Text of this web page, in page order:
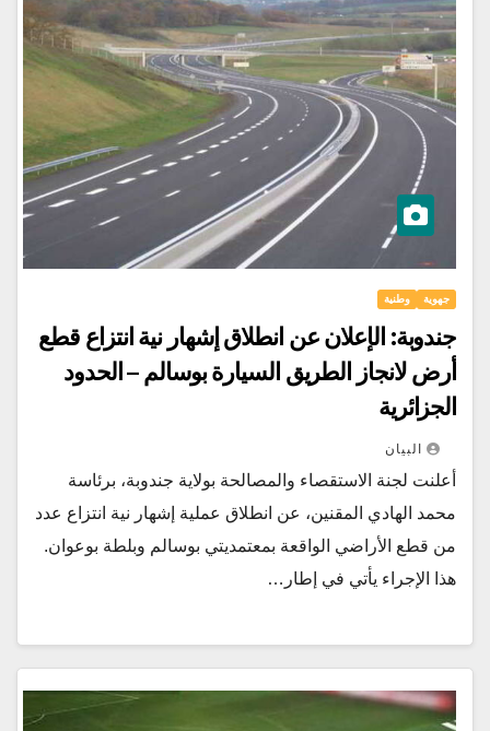
جهوية وطنية
جندوبة: الإعلان عن انطلاق إشهار نية انتزاع قطع
أرض لانجاز الطريق السيارة بوسالم – الحدود
الجزائرية
البيان
أعلنت لجنة الاستقصاء والمصالحة بولاية جندوبة، برئاسة
محمد الهادي المقنين، عن انطلاق عملية إشهار نية انتزاع عدد
من قطع الأراضي الواقعة بمعتمديتي بوسالم وبلطة بوعوان.
هذا الإجراء يأتي في إطار…